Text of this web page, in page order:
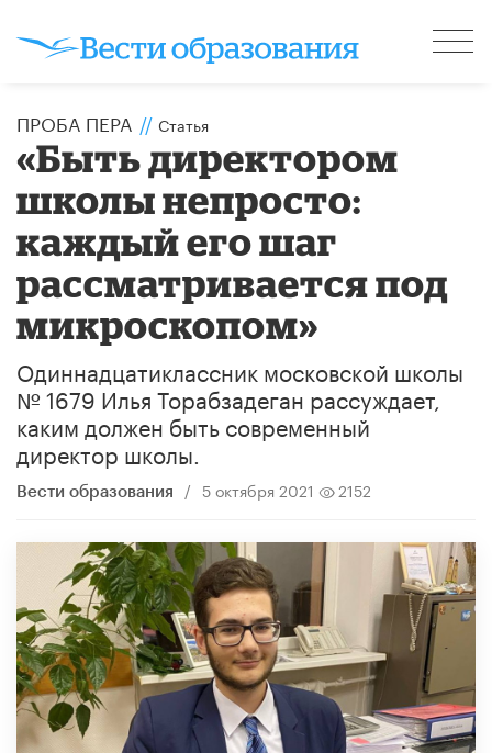
ПРОБА ПЕРА // Статья
«Быть директором
школы непросто:
каждый его шаг
рассматривается под
микроскопом»
Одиннадцатиклассник московской школы
№ 1679 Илья Торабзадеган рассуждает,
каким должен быть современный
директор школы.
Вести образования / 5 октября 2021 2152